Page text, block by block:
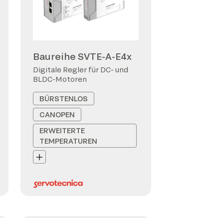
Baureihe SVTE-A-E4x
Digitale Regler für DC- und
BLDC-Motoren
BÜRSTENLOS
CANOPEN
ERWEITERTE
TEMPERATUREN